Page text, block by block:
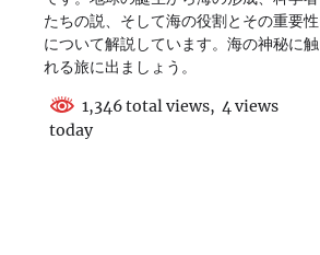
たちの説、そして海の役割とその重要性
について解説しています。海の神秘に触
れる旅に出ましょう。
1,346 total views, 4 views
today